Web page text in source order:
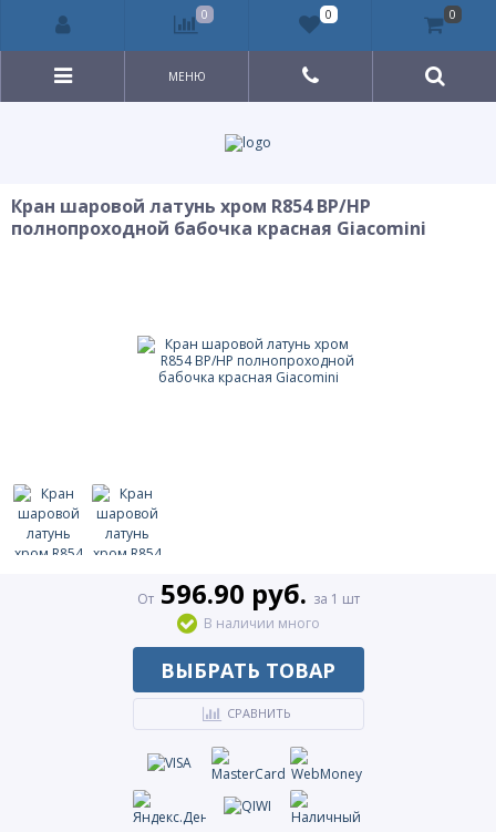
МЕНЮ
Кран шаровой латунь хром R854 ВР/НР
полнопроходной бабочка красная Giacomini
От596.90 руб. за 1 шт
В наличии много
ВЫБРАТЬ ТОВАР
СРАВНИТЬ
0 0 0